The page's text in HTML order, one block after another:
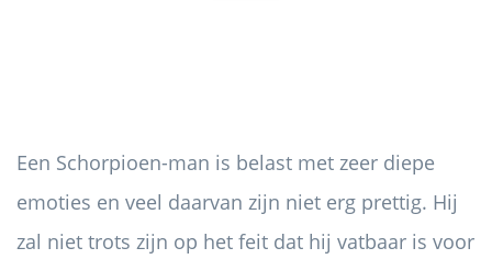
Een Schorpioen-man is belast met zeer diepe
emoties en veel daarvan zijn niet erg prettig. Hij
zal niet trots zijn op het feit dat hij vatbaar is voor